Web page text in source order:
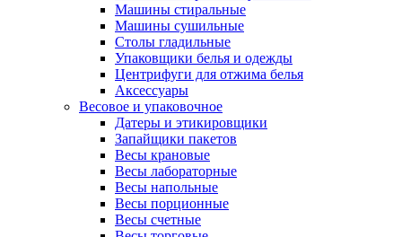
Машины стиральные
Машины сушильные
Столы гладильные
Упаковщики белья и одежды
Центрифуги для отжима белья
Аксессуары
Весовое и упаковочное
Датеры и этикировщики
Запайщики пакетов
Весы крановые
Весы лабораторные
Весы напольные
Весы порционные
Весы счетные